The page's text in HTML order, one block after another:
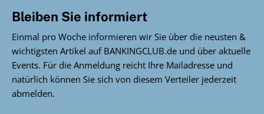
Bleiben Sie informiert
Einmal pro Woche informieren wir Sie über die neusten &
wichtigsten Artikel auf BANKINGCLUB.de und über aktuelle
Events. Für die Anmeldung reicht Ihre Mailadresse und
natürlich können Sie sich von diesem Verteiler jederzeit
abmelden.